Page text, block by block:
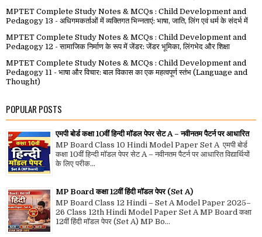
MPTET Complete Study Notes & MCQs : Child Development and
Pedagogy 13 - अधिगमकर्ताओं में व्यक्तिगत भिन्नताएं: भाषा, जाति, लिंग एवं धर्म के संदर्भ में
MPTET Complete Study Notes & MCQs : Child Development and
Pedagogy 12 - सामाजिक निर्माण के रूप में जेंडर: जेंडर भूमिका, लिंगभेद और शिक्षा
MPTET Complete Study Notes & MCQs : Child Development and
Pedagogy 11 - भाषा और विचार: बाल विकास का एक महत्वपूर्ण स्तंभ (Language and
Thought)
POPULAR POSTS
एमपी बोर्ड कक्षा 10वीं हिन्दी मॉडल पेपर सेट A – नवीनतम पैटर्न पर आधारित
MP Board Class 10 Hindi Model Paper Set A एमपी बोर्ड
कक्षा 10वीं हिन्दी मॉडल पेपर सेट A – नवीनतम पैटर्न पर आधारित विद्यार्थियों
के लिए परीक...
MP Board कक्षा 12वीं हिंदी मॉडल पेपर (Set A)
MP Board Class 12 Hindi – Set A Model Paper 2025–
26 Class 12th Hindi Model Paper Set A MP Board कक्षा
12वीं हिंदी मॉडल पेपर (Set A) MP Bo...